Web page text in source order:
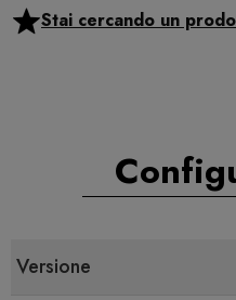
Stai cercando un
Versione